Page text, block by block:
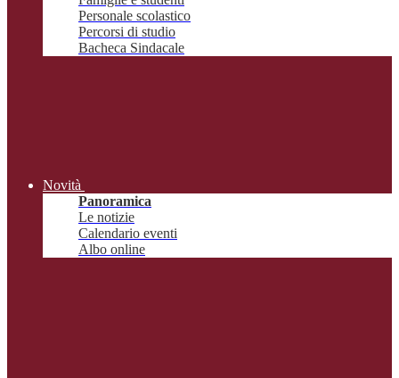
Personale scolastico
Percorsi di studio
Bacheca Sindacale
Novità
Panoramica
Le notizie
Calendario eventi
Albo online